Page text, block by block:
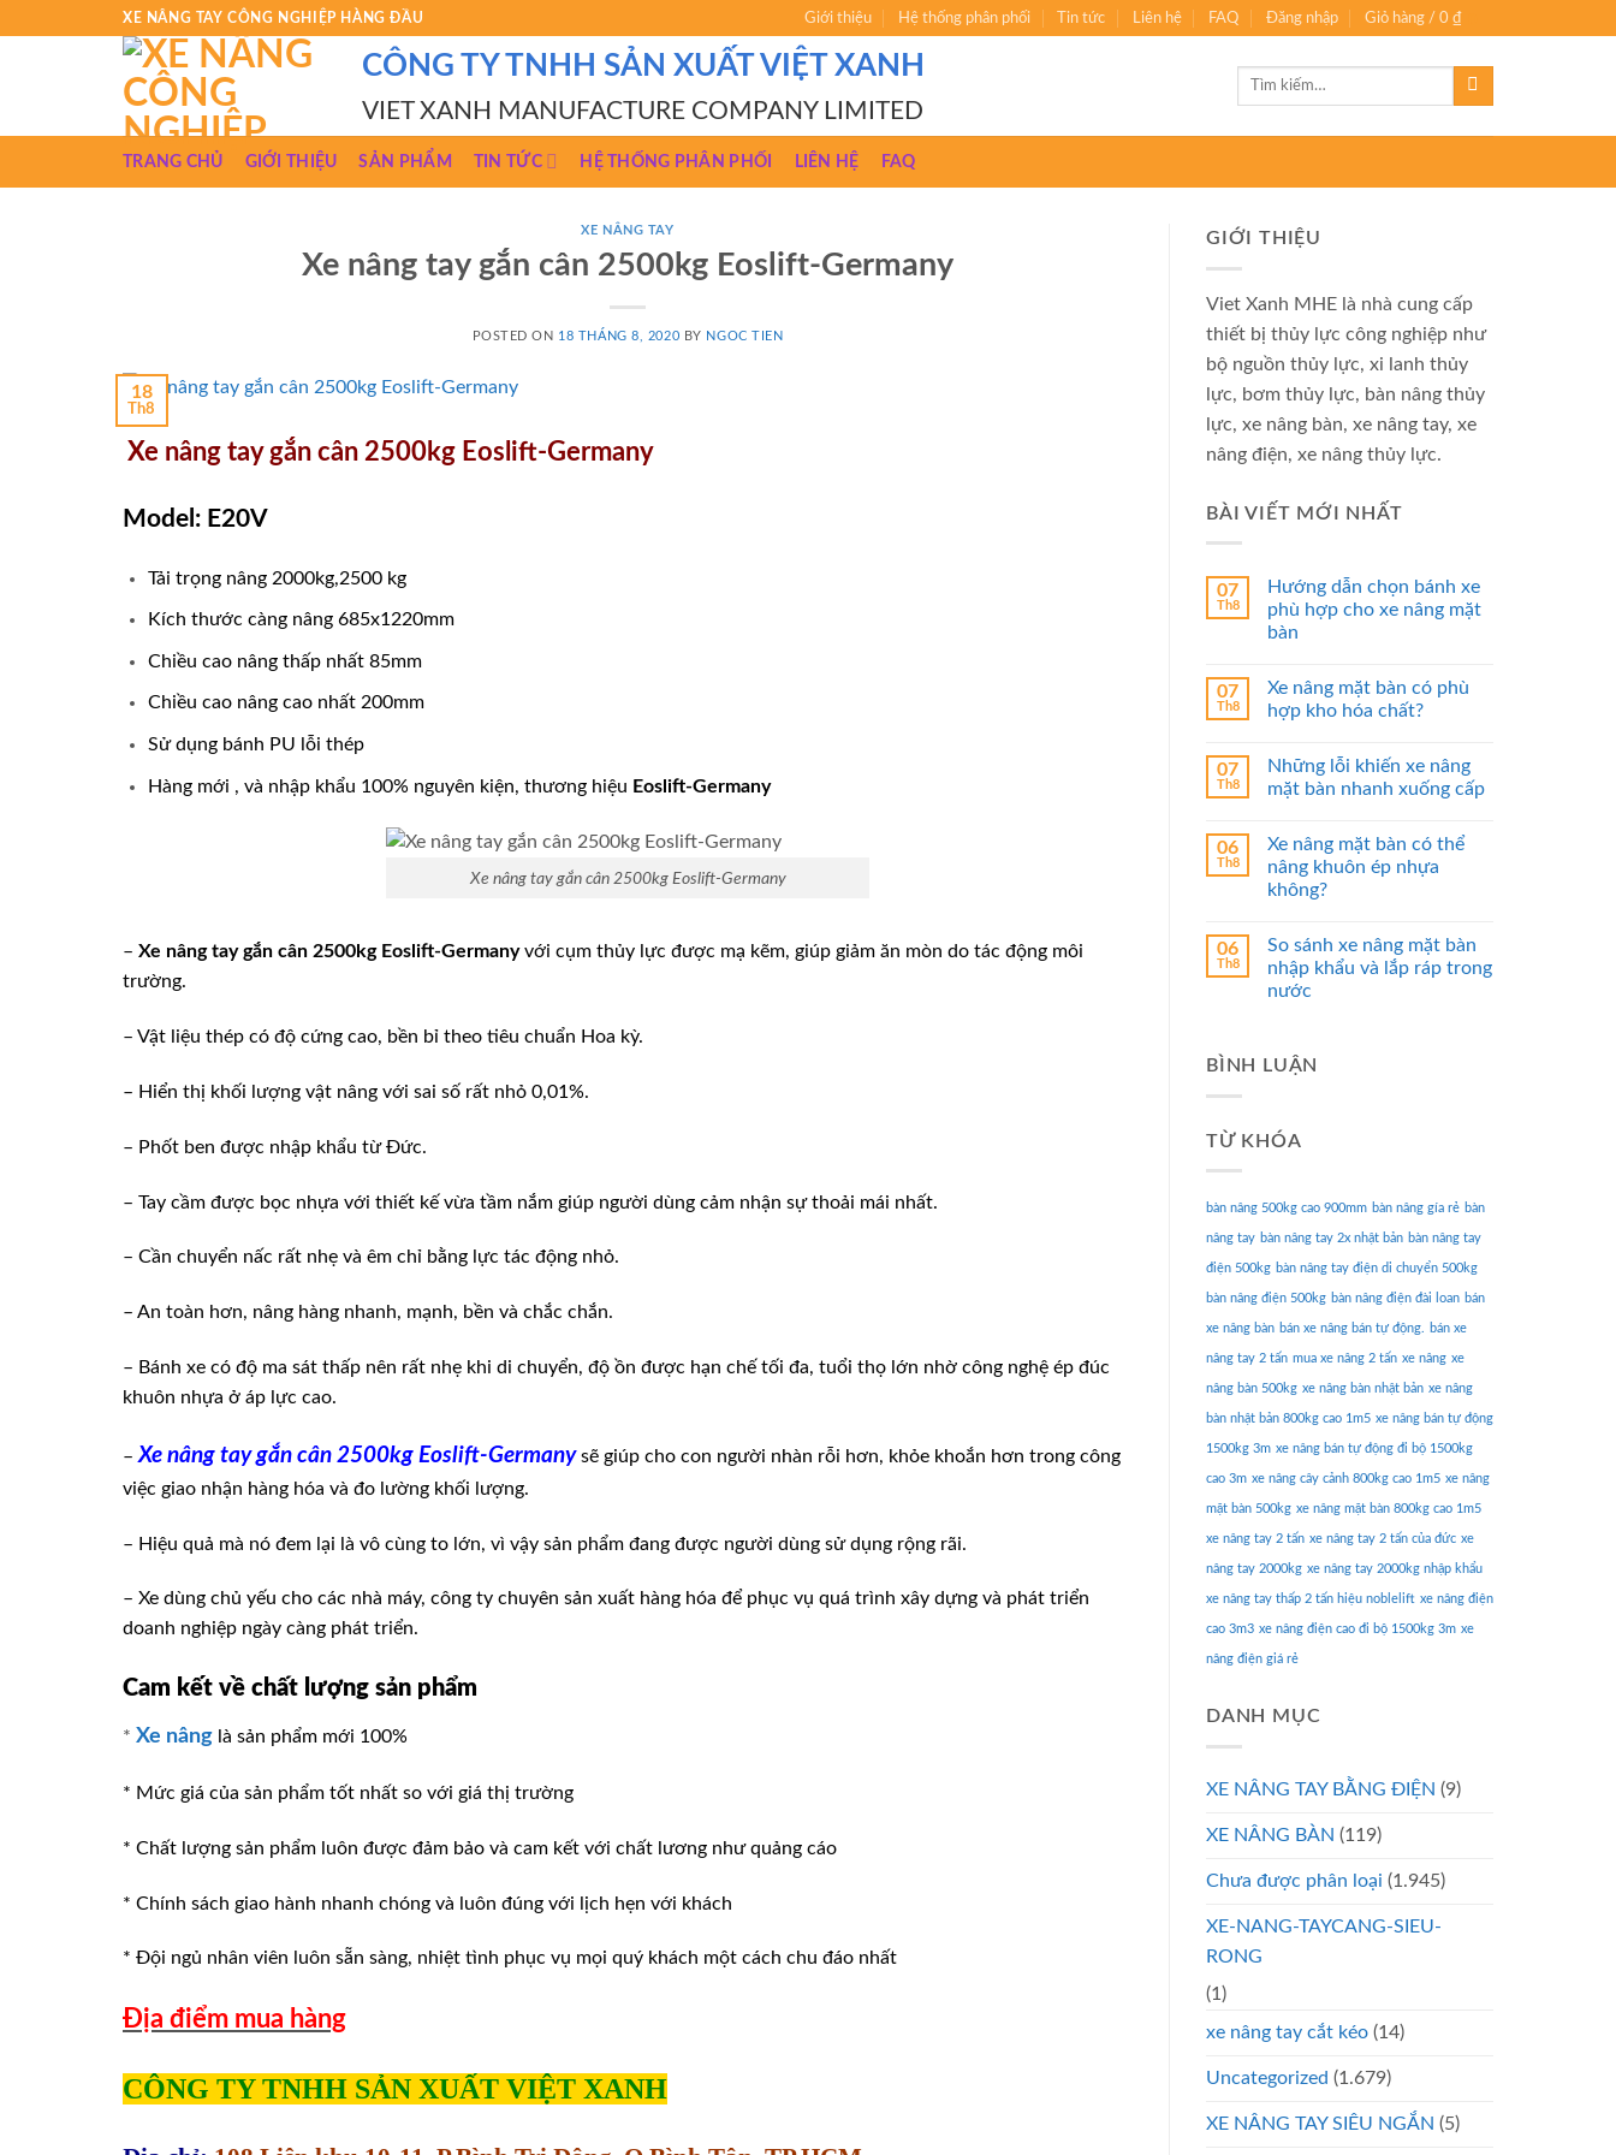
XE NÂNG TAY CÔNG NGHIỆP HÀNG ĐẦU Giới thiệu Hệ thống phân phối Tin tức Liên hệ FAQ Đăng nhập Giỏ hàng / 0 ₫
CÔNG TY TNHH SẢN XUẤT VIỆT XANH
VIET XANH MANUFACTURE COMPANY LIMITED
Tìm
TRANG CHỦ GIỚI THIỆU SẢN PHẨM TIN TỨC HỆ THỐNG PHÂN PHỐI LIÊN HỆ FAQ
XE NÂNG TAY
Xe nâng tay gắn cân 2500kg Eoslift-Germany
POSTED ON 18 THÁNG 8, 2020 BY NGOC TIEN
18
Th8
Xe nâng tay gắn cân 2500kg Eoslift-Germany
Model: E20V
Tải trọng nâng 2000kg,2500 kg
Kích thước càng nâng 685x1220mm
Chiều cao nâng thấp nhất 85mm
Chiều cao nâng cao nhất 200mm
Sử dụng bánh PU lỗi thép
Hàng mới , và nhập khẩu 100% nguyên kiện, thương hiệu Eoslift-Germany
Xe nâng tay gắn cân 2500kg Eoslift-Germany
– Xe nâng tay gắn cân 2500kg Eoslift-Germanyvới cụm thủy lực được mạ kẽm, giúp giảm ăn mòn do tác động môi
trường.
– Vật liệu thép có độ cứng cao, bền bỉ theo tiêu chuẩn Hoa kỳ.
– Hiển thị khối lượng vật nâng với sai số rất nhỏ 0,01%.
– Phốt ben được nhập khẩu từ Đức.
– Tay cầm được bọc nhựa với thiết kế vừa tầm nắm giúp người dùng cảm nhận sự thoải mái nhất.
– Cần chuyển nấc rất nhẹ và êm chỉ bằng lực tác động nhỏ.
– An toàn hơn, nâng hàng nhanh, mạnh, bền và chắc chắn.
– Bánh xe có độ ma sát thấp nên rất nhẹ khi di chuyển, độ ồn được hạn chế tối đa, tuổi thọ lớn nhờ công nghệ ép đúc
khuôn nhựa ở áp lực cao.
– Xe nâng tay gắn cân 2500kg Eoslift-Germanysẽ giúp cho con người nhàn rỗi hơn, khỏe khoắn hơn trong công
việc giao nhận hàng hóa và đo lường khối lượng.
– Hiệu quả mà nó đem lại là vô cùng to lớn, vì vậy sản phẩm đang được người dùng sử dụng rộng rãi.
– Xe dùng chủ yếu cho các nhà máy, công ty chuyên sản xuất hàng hóa để phục vụ quá trình xây dựng và phát triển
doanh nghiệp ngày càng phát triển.
Cam kết về chất lượng sản phẩm
* Xe nâng là sản phẩm mới 100%
* Mức giá của sản phẩm tốt nhất so với giá thị trường
* Chất lượng sản phẩm luôn được đảm bảo và cam kết với chất lương như quảng cáo
* Chính sách giao hành nhanh chóng và luôn đúng với lịch hẹn với khách
* Đội ngủ nhân viên luôn sẵn sàng, nhiệt tình phục vụ mọi quý khách một cách chu đáo nhất
Địa điểm mua hàng
CÔNG TY TNHH SẢN XUẤT VIỆT XANH
GIỚI THIỆU
Viet Xanh MHE là nhà cung cấp
thiết bị thủy lực công nghiệp như
bộ nguồn thủy lực, xi lanh thủy
lực, bơm thủy lực, bàn nâng thủy
lực, xe nâng bàn, xe nâng tay, xe
nâng điện, xe nâng thủy lực.
BÀI VIẾT MỚI NHẤT
07
Th8
Hướng dẫn chọn bánh xe
phù hợp cho xe nâng mặt
bàn
07
Th8
Xe nâng mặt bàn có phù
hợp kho hóa chất?
07
Th8
Những lỗi khiến xe nâng
mặt bàn nhanh xuống cấp
06
Th8
Xe nâng mặt bàn có thể
nâng khuôn ép nhựa
không?
06
Th8
So sánh xe nâng mặt bàn
nhập khẩu và lắp ráp trong
nước
BÌNH LUẬN
TỪ KHÓA
bàn nâng 500kg cao 900mm bàn nâng gía rẻ bàn
nâng tay bàn nâng tay 2x nhật bản bàn nâng tay
điện 500kg bàn nâng tay điện di chuyển 500kg
bàn nâng điện 500kg bàn nâng điện đài loan bán
xe nâng bàn bán xe nâng bán tự động. bán xe
nâng tay 2 tấn mua xe nâng 2 tấn xe nâng xe
nâng bàn 500kg xe nâng bàn nhật bản xe nâng
bàn nhật bản 800kg cao 1m5 xe nâng bán tự động
1500kg 3m xe nâng bán tự động đi bộ 1500kg
cao 3m xe nâng cây cảnh 800kg cao 1m5 xe nâng
mặt bàn 500kg xe nâng mặt bàn 800kg cao 1m5
xe nâng tay 2 tấn xe nâng tay 2 tấn của đức xe
nâng tay 2000kg xe nâng tay 2000kg nhập khẩu
xe nâng tay thấp 2 tấn hiệu noblelift xe nâng điện
cao 3m3 xe nâng điện cao đi bộ 1500kg 3m xe
nâng điện giá rẻ
DANH MỤC
XE NÂNG TAY BẰNG ĐIỆN (9)
XE NÂNG BÀN (119)
Chưa được phân loại (1.945)
XE-NANG-TAYCANG-SIEU-
RONG
(1)
xe nâng tay cắt kéo (14)
Uncategorized (1.679)
XE NÂNG TAY SIÊU NGẮN (5)